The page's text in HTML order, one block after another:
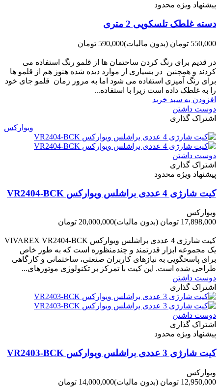
پیشنهاد ویژه محدود
دسته غلطک تلسکوپی 2 متری
550,000 تومان (بدون مالیات)590,000 تومان
در قدیم برای رنگ کردن ساختمان ها از قلمو رنگ استفاده می
کردند و همچنین در بسیاری از موارد دیده شده هنوز هم از قلمو ها
برای رنگ آمیزی استفاده می شود اما به مرور زمان قلمو جای خود
را به غلطک داده است زیرا با استفاده...
افزودن به سبد خرید
دوست داشتن
اشتراک گذاری
ویوارکس
دوست داشتن
اشتراک گذاری
پیشنهاد ویژه محدود
کیت شارژی 4 عددی براشلس ویوارکس VR2404-BCK
ویوارکس
17,898,000 تومان
(بدون مالیات)20,000,000 تومان
کیت شارژی 4 عددی براشلس ویوارکس VIVAREX VR2404-BCK
یک مجموعه ابزار قدرتمند و چندمنظوره است که به طور خاص
برای پاسخگویی به نیازهای کاربران صنعتی، ساختمانی و کارگاهی
طراحی شده است. این کیت با تمرکز بر تکنولوژی موتورهای...
دوست داشتن
اشتراک گذاری
دوست داشتن
اشتراک گذاری
پیشنهاد ویژه محدود
کیت شارژی 3 عددی براشلس ویوارکس VR2403-BCK
ویوارکس
12,950,000 تومان
(بدون مالیات)14,000,000 تومان